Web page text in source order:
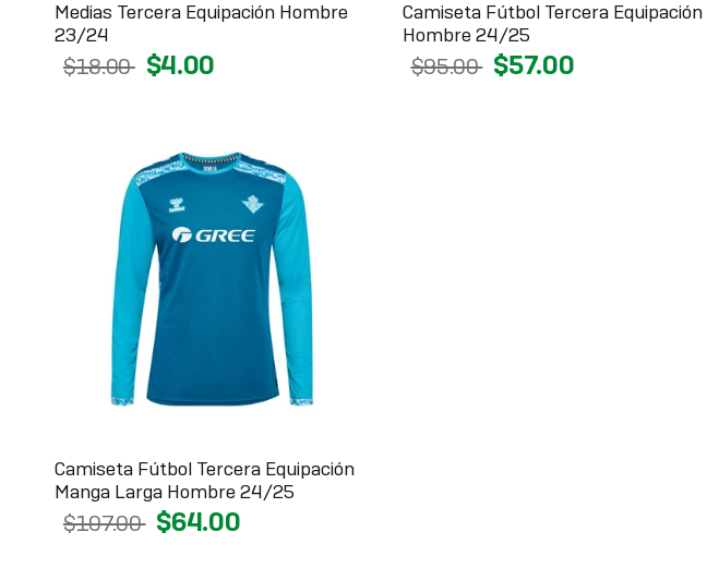
Medias Tercera Equipación Hombre
23/24
$18.00 $4.00
Camiseta Fútbol Tercera Equipación
Hombre 24/25
$95.00 $57.00
Camiseta Fútbol Tercera Equipación
Manga Larga Hombre 24/25
$107.00 $64.00